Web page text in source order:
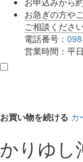
お急ぎの方や
ご相談ください
電話番号：
営業時間：平
お買い物を続ける カ
かりゆし